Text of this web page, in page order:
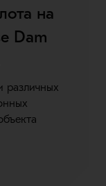
на
Dam
различных